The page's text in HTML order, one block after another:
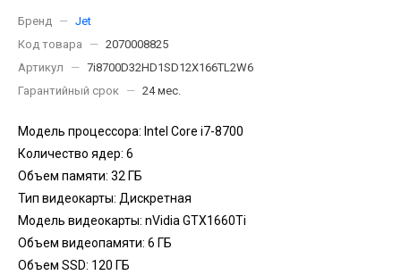
Бренд — Jet
Код товара
— 2070008825
Артикул
— 7i8700D32HD1SD12X166TL2W6
Гарантийный срок
— 24 мес.
Модель процессора: Intel Core i7-8700
Количество ядер: 6
Объем памяти: 32 ГБ
Тип видеокарты: Дискретная
Модель видеокарты: nVidia GTX1660Ti
Объем видеопамяти: 6 ГБ
Объем SSD: 120 ГБ